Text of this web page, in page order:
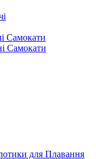
Самокати
Самокати